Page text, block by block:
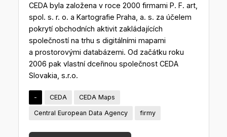
CEDA byla založena v roce 2000 firmami P. F. art,
spol. s. r. o. a Kartografie Praha, a. s. za účelem
pokrytí obchodních aktivit zakládajících
společností na trhu s digitálními mapami
a prostorovými databázemi. Od začátku roku
2006 pak vlastní dceřinou společnost CEDA
Slovakia, s.r.o.
- CEDA CEDA Maps
Central European Data Agency firmy